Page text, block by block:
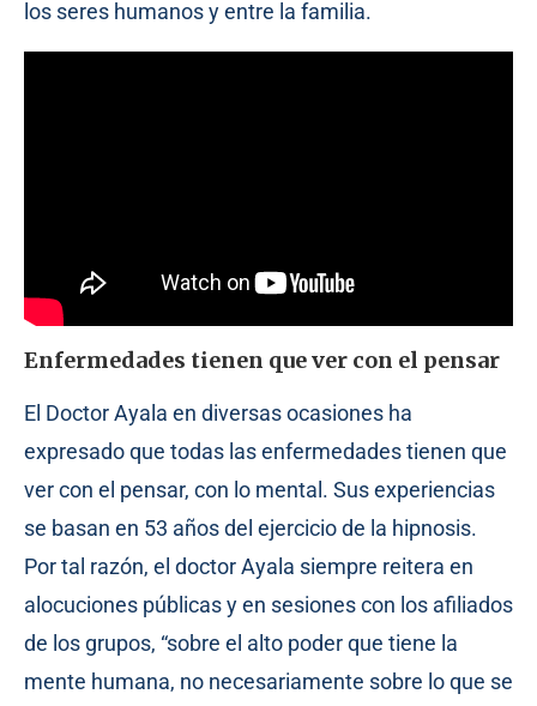
los seres humanos y entre la familia.
Enfermedades tienen que ver con el pensar
El Doctor Ayala en diversas ocasiones ha
expresado que todas las enfermedades tienen que
ver con el pensar, con lo mental. Sus experiencias
se basan en 53 años del ejercicio de la hipnosis.
Por tal razón, el doctor Ayala siempre reitera en
alocuciones públicas y en sesiones con los afiliados
de los grupos, “sobre el alto poder que tiene la
mente humana, no necesariamente sobre lo que se